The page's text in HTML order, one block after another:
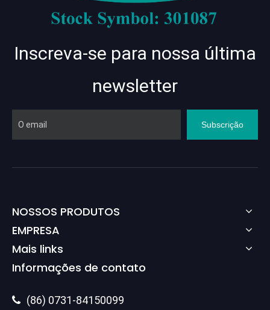
Inscreva-se para nossa última
newsletter
Subscrição
NOSSOS PRODUTOS
EMPRESA
Mais links
Informações de contato
 (86) 0731-84150099